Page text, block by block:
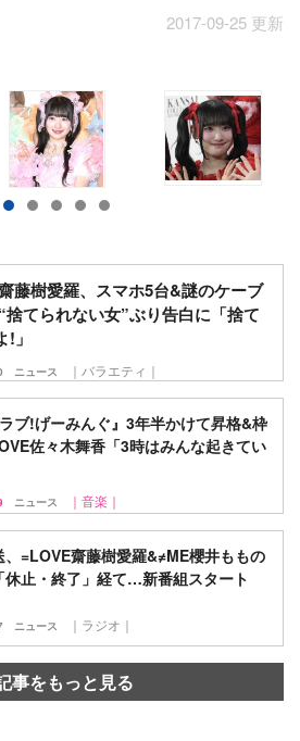
2017-09-25 更新
藤樹愛羅、スマホ5台&謎のケーブ
捨てられない女”ぶり告白に「捨て
」
ニュース ｜バラエティ｜
ラブ!げーみんぐ』3年半かけて昇格&枠
佐々木舞香「3時はみんな起きてい
ニュース ｜音楽｜
、=LOVE齋藤樹愛羅&≠ME櫻井ももの
休止・終了」経て…新番組スタート
ニュース ｜ラジオ｜
事をもっと見る